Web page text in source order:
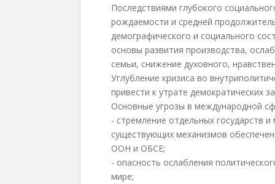
Последствиями глубокого
рождаемости и средней
демографического и социального
основы развития производства,
семьи, снижение духовного,
Углубление кризиса во
привести к утрате демократических
Основные угрозы в международной
- стремление отдельных государств
существующих механизмов
ООН и ОБСЕ;
- опасность ослабления
мире;